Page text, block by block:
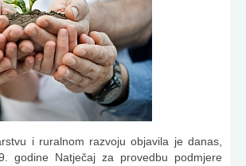
i ruralnom razvoju objavila je danas,
godine Natječaj za provedbu podmjere